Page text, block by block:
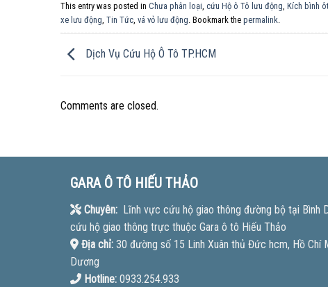
This entry was posted in Chưa phân loại, cứu Hộ ô Tô lưu động, Kích bình
xe lưu động, Tin Tức, vá vỏ lưu động. Bookmark the permalink.
Dịch Vụ Cứu Hộ Ô Tô TP.HCM
Comments are closed.
GARA Ô TÔ HIẾU THẢO
Chuyên:Lĩnh vực cứu hộ giao thông đường bộ tại Bình
cứu hộ giao thông trực thuộc Gara ô tô Hiếu Thảo
Địa chỉ:30 đường số 15 Linh Xuân thủ Đức hcm, Hồ Chí
Dương
Hotline:0933.254.933